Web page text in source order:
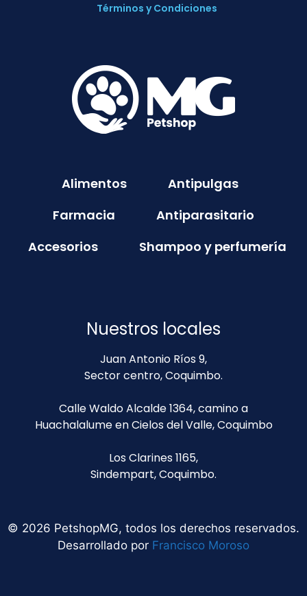
Términos y Condiciones
Alimentos
Antipulgas
Farmacia
Antiparasitario
Accesorios
Shampoo y perfumería
Nuestros locales
Juan Antonio Ríos 9,
Sector centro, Coquimbo.
Calle Waldo Alcalde 1364, camino a
Huachalalume en Cielos del Valle, Coquimbo
Los Clarines 1165,
Sindempart, Coquimbo.
© 2026 PetshopMG, todos los derechos reservados.
Desarrollado por Francisco Moroso